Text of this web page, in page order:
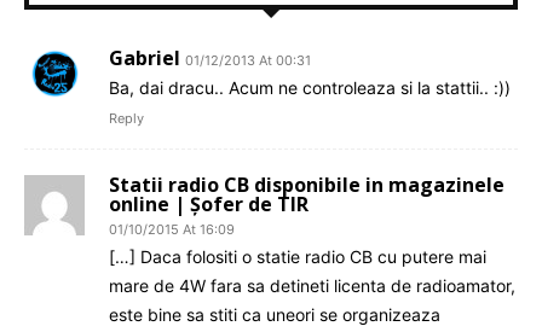
Gabriel 01/12/2013 At 00:31
Ba, dai dracu.. Acum ne controleaza si la stattii.. :))
Reply
Statii radio CB disponibile in magazinele
online | Șofer de TIR
01/10/2015 At 16:09
[…] Daca folositi o statie radio CB cu putere mai
mare de 4W fara sa detineti licenta de radioamator,
este bine sa stiti ca uneori se organizeaza